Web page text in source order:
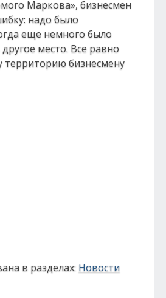
Маркова», бизнесмен
надо было
еще немного было
место. Все равно
территорию бизнесмену
в разделах: Новости